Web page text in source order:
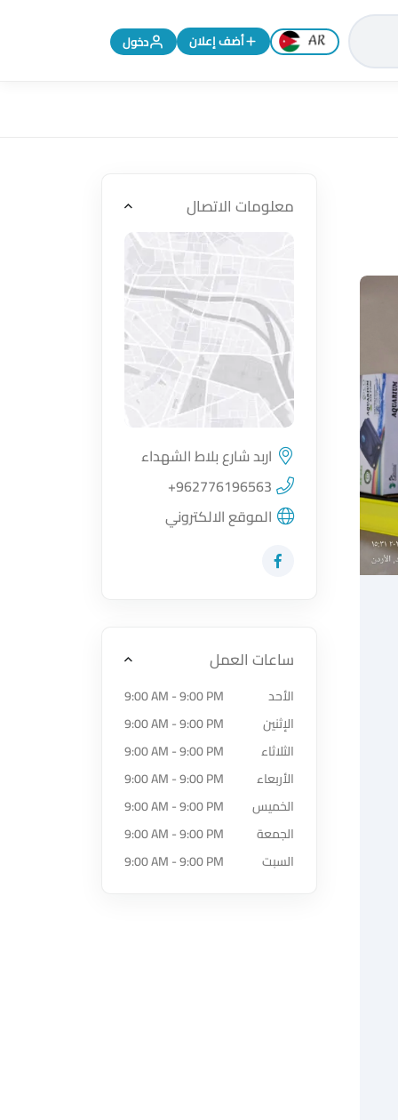
تغيير اللغة إلى الإنجليزية
أضف إعلان دخول
معلومات الاتصال
اضغط لتحميل الموقع
اربد شارع بلاط الشهداء
+962776196563
الموقع الالكتروني
زيارة حساب المتجر على Facebook-f
ساعات العمل
الأحد
9:00 AM - 9:00 PM
الإثنين
9:00 AM - 9:00 PM
الثلاثاء
9:00 AM - 9:00 PM
الأربعاء
9:00 AM - 9:00 PM
الخميس
9:00 AM - 9:00 PM
الجمعة
9:00 AM - 9:00 PM
السبت
9:00 AM - 9:00 PM